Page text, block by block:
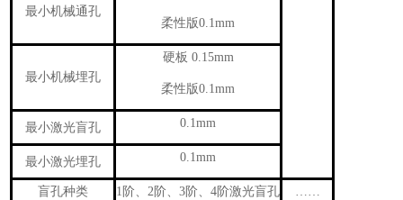
最小机械通孔
柔性版0.1mm
最小机械埋孔
硬板 0.15mm
柔性版0.1mm
最小激光盲孔 0.1mm
最小激光埋孔 0.1mm
盲孔种类 1阶、2阶、3阶、4阶激光盲孔
……